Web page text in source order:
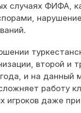
случаях ФИФА,
второй и
и на данный
работу
игроков даже